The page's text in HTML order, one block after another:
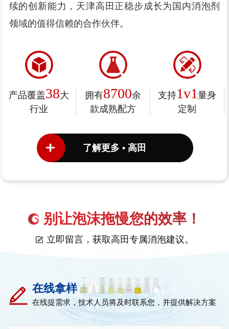
续的创新能力，天津高田正稳步成长为国内消泡剂
领域的值得信赖的合作伙伴。
产品覆盖38大
行业
拥有8700余
款成熟配方
支持1v1 量身
定制
了解更多 • 高田
别让泡沫拖慢您的效率！
立即留言，获取高田专属消泡建议。
在线拿样
在线提需求，技术人员将及时联系您，并提供解决方案